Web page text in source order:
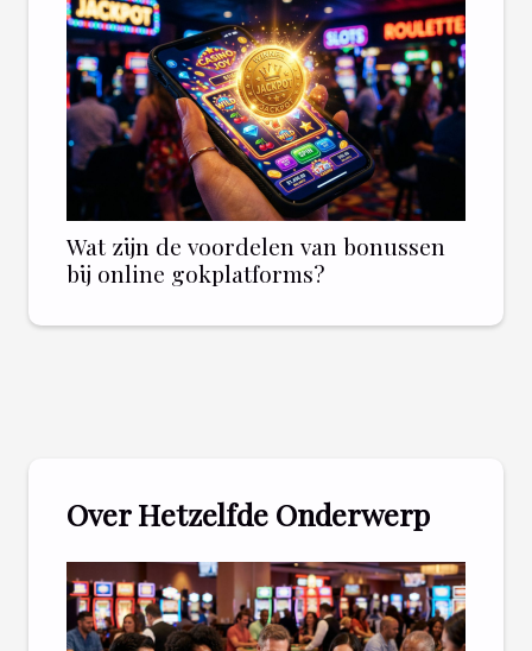
Wat zijn de voordelen van bonussen
bij online gokplatforms?
Over Hetzelfde Onderwerp